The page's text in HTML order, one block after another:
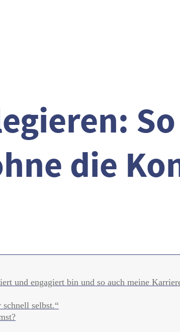
die
und engagiert bin und so auch meine
selbst.“